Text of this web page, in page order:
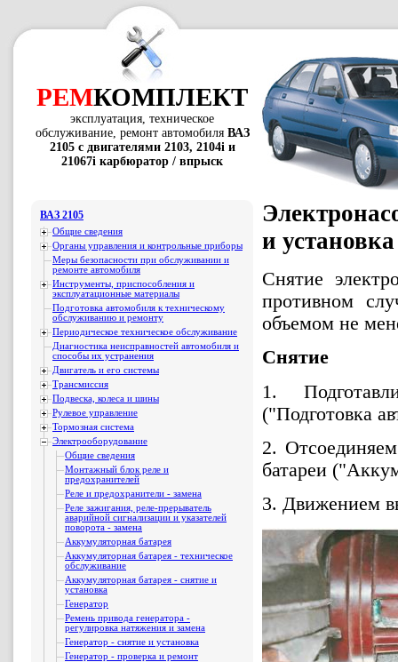
РЕМКОМПЛЕКТ
эксплуатация, техническое
обслуживание, ремонт автомобиля ВАЗ
2105 с двигателями 2103, 2104i и
21067i карбюратор / впрыск
ВАЗ 2105
Общие сведения
Органы управления и контрольные приборы
Меры безопасности при обслуживании и
ремонте автомобиля
Инструменты, приспособления и
эксплуатационные материалы
Подготовка автомобиля к техническому
обслуживанию и ремонту
Периодическое техническое обслуживание
Диагностика неисправностей автомобиля и
способы их устранения
Двигатель и его системы
Трансмиссия
Подвеска, колеса и шины
Рулевое управление
Тормозная система
Электрооборудование
Общие сведения
Монтажный блок реле и
предохранителей
Реле и предохранители - замена
Реле зажигания, реле-прерыватель
аварийной сигнализации и указателей
поворота - замена
Аккумуляторная батарея
Аккумуляторная батарея - техническое
обслуживание
Аккумуляторная батарея - снятие и
установка
Генератор
Ремень привода генератора -
регулировка натяжения и замена
Генератор - снятие и установка
Генератор - проверка и ремонт
и установка
Снятие
противном
объемом не
Снятие
1.
("Подготовка
2.
батареи
3. Движением